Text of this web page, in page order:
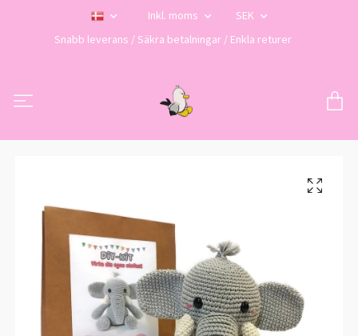
Inkl. moms
SEK
Snabb leverans / Säkra betalningar / Enkla returer